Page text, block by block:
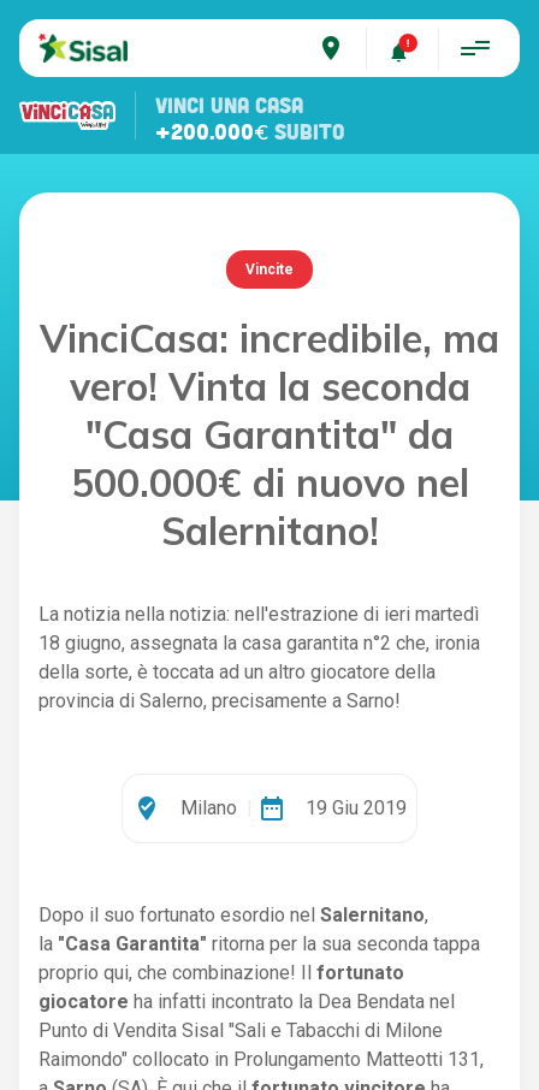
place
VINCI UNA CASA
+200.000€ SUBITO
Vincite
VinciCasa: incredibile, ma
vero! Vinta la seconda
"Casa Garantita" da
500.000€ di nuovo nel
Salernitano!
La notizia nella notizia: nell'estrazione di ieri martedì
18 giugno, assegnata la casa garantita n°2 che, ironia
della sorte, è toccata ad un altro giocatore della
provincia di Salerno, precisamente a Sarno!
where_to_vote Milano date_range 19 Giu 2019
Dopo il suo fortunato esordio nel Salernitano,
la "Casa Garantita" ritorna per la sua seconda tappa
proprio qui, che combinazione! Il fortunato
giocatore ha infatti incontrato la Dea Bendata nel
Punto di Vendita Sisal "Sali e Tabacchi di Milone
Raimondo" collocato in Prolungamento Matteotti 131,